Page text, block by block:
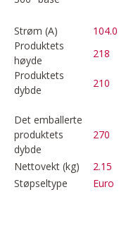
Strøm (A)
104.0
Produktets
høyde
218
Produktets
dybde
210
Det emballerte
produktets
dybde
270
Nettovekt (kg) 2.15
Støpseltype
Euro